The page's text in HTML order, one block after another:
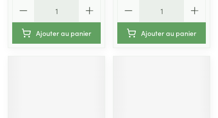
Ajouter au panier Ajouter au panier